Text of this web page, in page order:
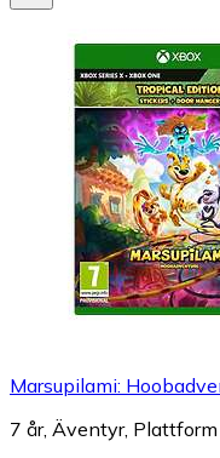
Marsupilami:
7 år, Äventyr, Plattform